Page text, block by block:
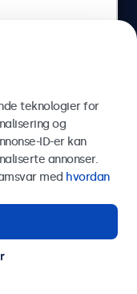
teknologier for
og
ID-er kan
annonser.
med hvordan